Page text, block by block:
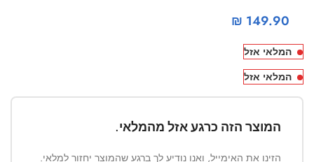
₪ 149.90
המלאי אזל
המלאי אזל
המוצר הזה כרגע אזל מהמלאי.
הזינו את האימייל, ואנו נודיע לך ברגע שהמוצר יחזור למלאי.